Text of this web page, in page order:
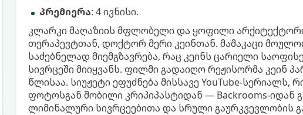
პრემიერა: 4 ივნისი.
კლარკი მაღაზიის მფლობელი და ყოფილი
თერაპევტთან, დოქტორ მერი კეინთან. მამაკაცი
საძებნელად მიემგზავრება, რაც კეინს ცარიელი
სივრცეში მიიყვანს. ფილმი გადაიღო რეჟისორმა კეინ
წლისაა. სიუჟეტი ეფუძნება მისსავე YouTube-
ფოტოსგან შობილი კრიპიპასტიდან — Backrooms-იდან
ლიმინალური სივრცეებითა და სრული გაურკვევლობის